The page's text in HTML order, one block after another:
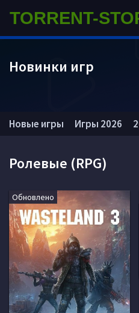
Ролевые (RPG)
Обновлено
Новые игры Игры 2026
TORRENT-
Новинки игр